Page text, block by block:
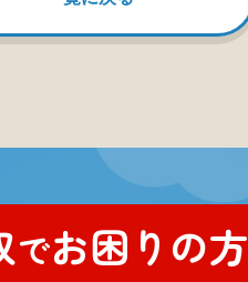
でお困りの方